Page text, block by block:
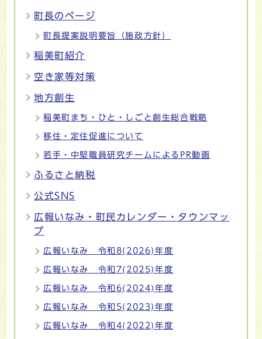
町長のページ
町長提案説明要旨（施政方針）
稲美町紹介
空き家等対策
地方創生
稲美町まち・ひと・しごと創生総合戦略
移住・定住促進について
若手・中堅職員研究チームによるPR動画
ふるさと納税
公式SNS
広報いなみ・町民カレンダー・タウンマッ
プ
広報いなみ 令和8(2026)年度
広報いなみ 令和7(2025)年度
広報いなみ 令和6(2024)年度
広報いなみ 令和5(2023)年度
広報いなみ 令和4(2022)年度